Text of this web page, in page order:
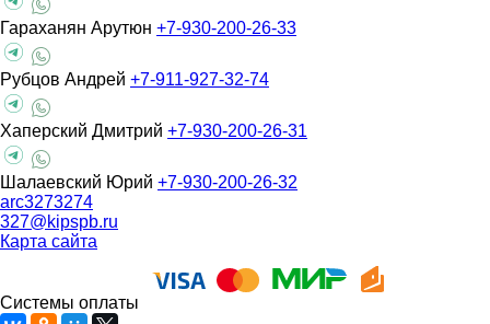
Гараханян Арутюн +7-930-200-26-33
Рубцов Андрей +7-911-927-32-74
Хаперский Дмитрий +7-930-200-26-31
Шалаевский Юрий +7-930-200-26-32
arc3273274
327@kipspb.ru
Карта сайта
Системы оплаты